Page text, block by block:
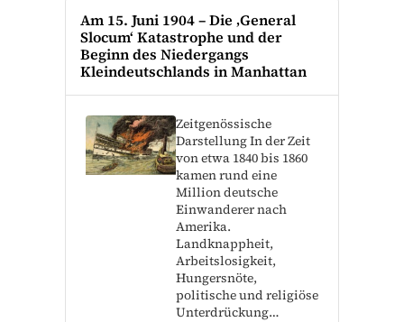
Am 15. Juni 1904 – Die ‚General
Slocum‘ Katastrophe und der
Beginn des Niedergangs
Kleindeutschlands in Manhattan
Zeitgenössische
Darstellung In der Zeit
von etwa 1840 bis 1860
kamen rund eine
Million deutsche
Einwanderer nach
Amerika.
Landknappheit,
Arbeitslosigkeit,
Hungersnöte,
politische und religiöse
Unterdrückung…